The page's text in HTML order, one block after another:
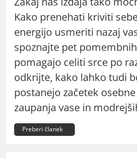
Kako prenehati kriviti
energijo usmeriti nazaj
spoznajte pet
pomagajo celiti srce po
odkrijte, kako lahko tudi
postanejo začetek
zaupanja vase in
Preberi članek